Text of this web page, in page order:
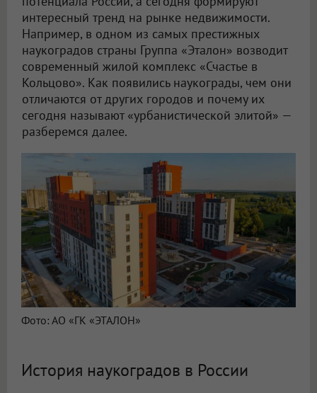
интересный тренд на рынке недвижимости.
Например, в одном из самых престижных
наукоградов страны Группа «Эталон» возводит
современный жилой комплекс «Счастье в
Кольцово». Как появились наукограды, чем они
отличаются от других городов и почему их
сегодня называют «урбанистической элитой» —
разберемся далее.
Фото: АО «ГК «ЭТАЛОН»
История наукоградов в России